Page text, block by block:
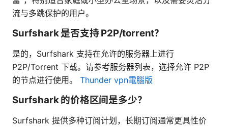
流与多跳保护的用户。
Surfshark 是否支持 P2P/torrent？
是的，Surfshark 支持在允许的服务器上进行
P2P/Torrent 下载。请参考服务器列表，选择允许 P2P
的节点进行使用。 Thunder vpn電腦版
Surfshark 的价格区间是多少？
Surfshark 提供多种订阅计划，长期订阅通常更具性价